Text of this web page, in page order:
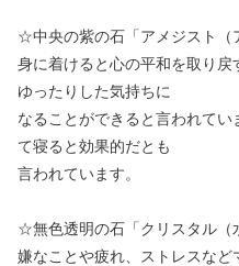
☆中央の紫の石「アメジスト（
身に着けると心の平和を取り戻
ゆったりした気持ちに
なることができると言われて
て寝ると効果的だとも
言われています。
☆無色透明の石「クリスタル（
嫌なことや疲れ、ストレスなど